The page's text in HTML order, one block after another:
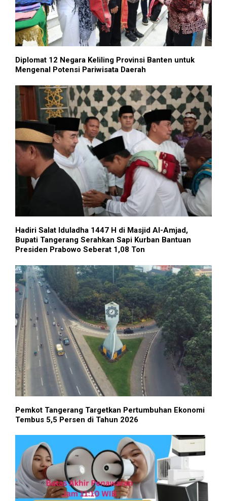
Diplomat 12 Negara Keliling Provinsi Banten untuk
Mengenal Potensi Pariwisata Daerah
Hadiri Salat Iduladha 1447 H di Masjid Al-Amjad,
Bupati Tangerang Serahkan Sapi Kurban Bantuan
Presiden Prabowo Seberat 1,08 Ton
Pemkot Tangerang Targetkan Pertumbuhan Ekonomi
Tembus 5,5 Persen di Tahun 2026